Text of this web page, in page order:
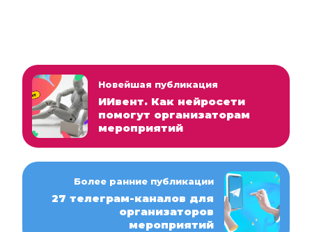
Новейшая публикация
ИИвент. Как нейросети
помогут организаторам
мероприятий
Более ранние публикации
27 телеграм-каналов для
организаторов
мероприятий